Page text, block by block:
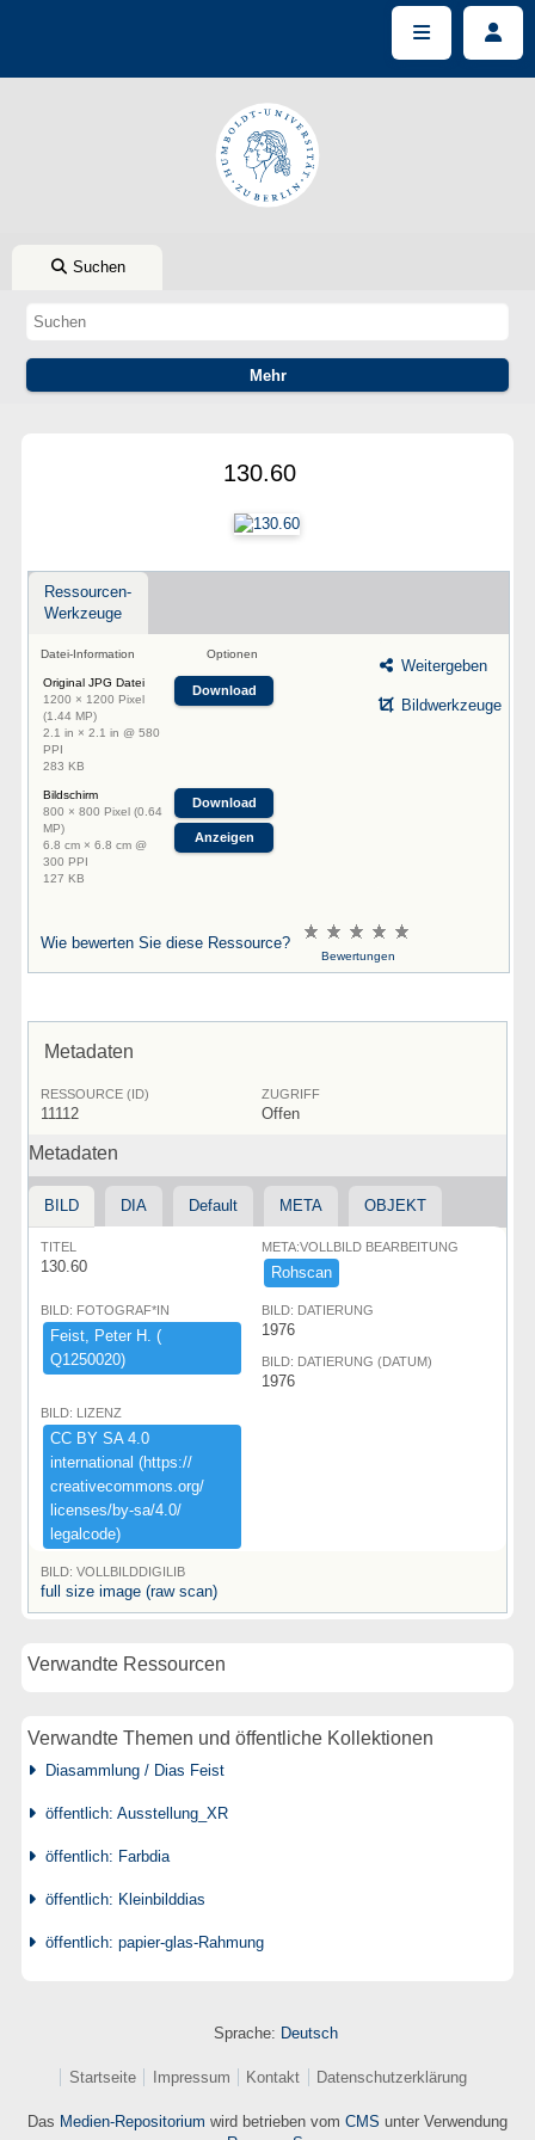
Suchen
130.60
Ressourcen-
Werkzeuge
Datei-Information Optionen
Original JPG Datei
1200 × 1200 Pixel
(1.44 MP)
2.1 in × 2.1 in @ 580
PPI
283 KB
Download
Bildschirm
800 × 800 Pixel (0.64
MP)
6.8 cm × 6.8 cm @
300 PPI
127 KB
Download
Anzeigen
Weitergeben
Bildwerkzeuge
Wie bewerten Sie diese Ressource?
Bewertungen
Metadaten
RESSOURCE (ID)
11112
ZUGRIFF
Offen
Metadaten
BILD DIA Default META OBJEKT
TITEL
130.60
META:VOLLBILD BEARBEITUNG
Rohscan
BILD: FOTOGRAF*IN
Feist,​ ​Peter ​H.​ ​(​
Q1250020)​
BILD: DATIERUNG
1976
BILD: DATIERUNG (DATUM)
1976
BILD: LIZENZ
CC ​BY ​SA ​4.​0 ​
international ​(​https:​/​/​
creativecommons.​org/​
licenses/​by-​sa/​4.​0/​
legalcode)​
BILD: VOLLBILDDIGILIB
full size image (raw scan)
Verwandte Ressourcen
Verwandte Themen und öffentliche Kollektionen
Diasammlung / Dias Feist
öffentlich: Ausstellung_XR
öffentlich: Farbdia
öffentlich: Kleinbilddias
öffentlich: papier-glas-Rahmung
Sprache: Deutsch
Startseite Impressum Kontakt Datenschutzerklärung
Das Medien-Repositorium wird betrieben vom CMS unter Verwendung